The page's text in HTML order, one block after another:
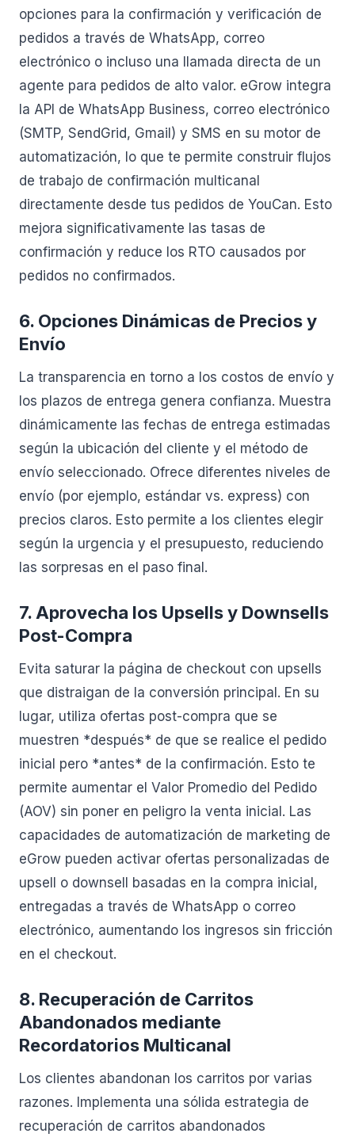
opciones para la confirmación y verificación de
pedidos a través de WhatsApp, correo
electrónico o incluso una llamada directa de un
agente para pedidos de alto valor. eGrow integra
la API de WhatsApp Business, correo electrónico
(SMTP, SendGrid, Gmail) y SMS en su motor de
automatización, lo que te permite construir flujos
de trabajo de confirmación multicanal
directamente desde tus pedidos de YouCan. Esto
mejora significativamente las tasas de
confirmación y reduce los RTO causados por
pedidos no confirmados.
6. Opciones Dinámicas de Precios y
Envío
La transparencia en torno a los costos de envío y
los plazos de entrega genera confianza. Muestra
dinámicamente las fechas de entrega estimadas
según la ubicación del cliente y el método de
envío seleccionado. Ofrece diferentes niveles de
envío (por ejemplo, estándar vs. express) con
precios claros. Esto permite a los clientes elegir
según la urgencia y el presupuesto, reduciendo
las sorpresas en el paso final.
7. Aprovecha los Upsells y Downsells
Post-Compra
Evita saturar la página de checkout con upsells
que distraigan de la conversión principal. En su
lugar, utiliza ofertas post-compra que se
muestren *después* de que se realice el pedido
inicial pero *antes* de la confirmación. Esto te
permite aumentar el Valor Promedio del Pedido
(AOV) sin poner en peligro la venta inicial. Las
capacidades de automatización de marketing de
eGrow pueden activar ofertas personalizadas de
upsell o downsell basadas en la compra inicial,
entregadas a través de WhatsApp o correo
electrónico, aumentando los ingresos sin fricción
en el checkout.
8. Recuperación de Carritos
Abandonados mediante
Recordatorios Multicanal
Los clientes abandonan los carritos por varias
razones. Implementa una sólida estrategia de
recuperación de carritos abandonados